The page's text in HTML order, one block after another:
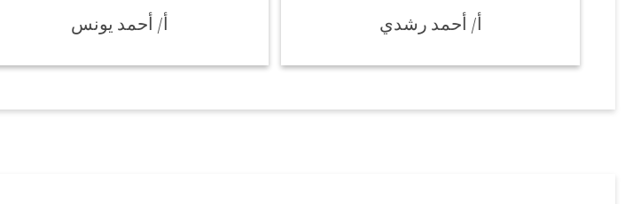
أ/ أحمد رشدي أ/ أحمد يونس